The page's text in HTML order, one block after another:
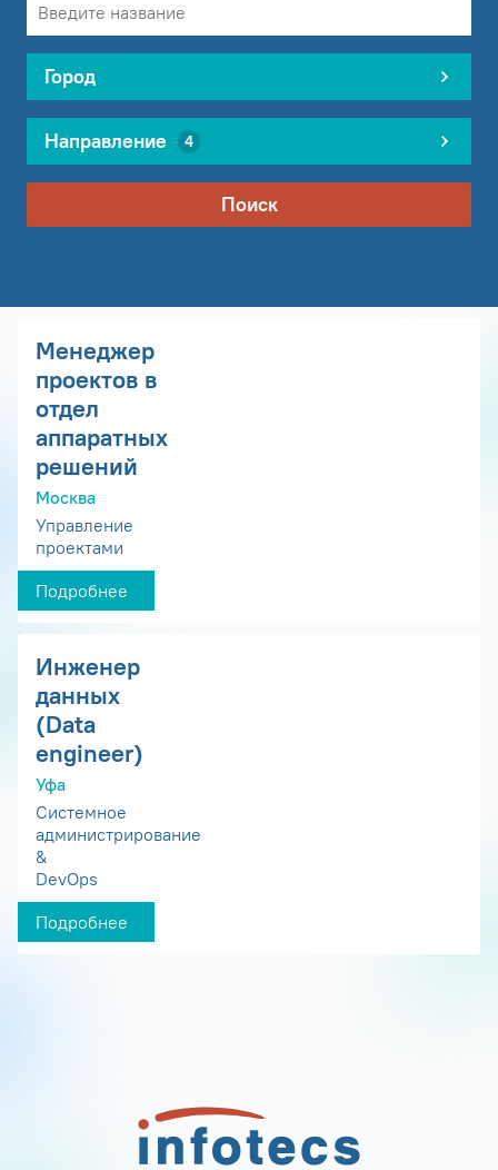
Город
Направление 4
Поиск
Менеджер
проектов в
отдел
аппаратных
решений
Москва
Управление
проектами
Подробнее
Инженер
данных
(Data
engineer)
Уфа
Системное
администрирование
&
DevOps
Подробнее